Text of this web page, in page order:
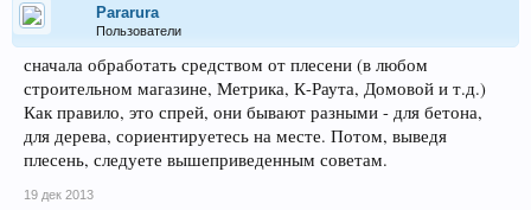
Pararura
Пользователи
сначала обработать средством от плесени (в любом
строительном магазине, Метрика, К-Раута, Домовой и т.д.)
Как правило, это спрей, они бывают разными - для бетона,
для дерева, сориентируетесь на месте. Потом, выведя
плесень, следуете вышеприведенным советам.
19 дек 2013